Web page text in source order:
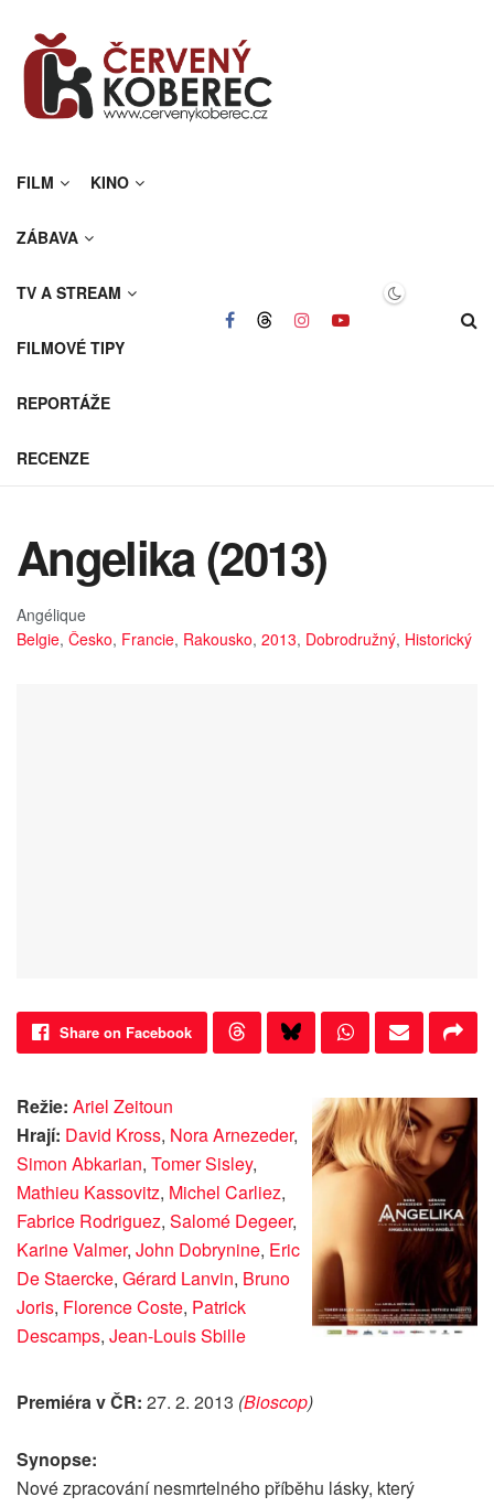
FILM KINO
ZÁBAVA
TV A STREAM
FILMOVÉ TIPY
REPORTÁŽE
RECENZE
Angelika (2013)
Angélique
Belgie, Česko, Francie, Rakousko, 2013, Dobrodružný, Historický
Share on Facebook
Režie: Ariel Zeitoun
Hrají: David Kross, Nora Arnezeder,
Simon Abkarian, Tomer Sisley,
Mathieu Kassovitz, Michel Carliez,
Fabrice Rodriguez, Salomé Degeer,
Karine Valmer, John Dobrynine, Eric
De Staercke, Gérard Lanvin, Bruno
Joris, Florence Coste, Patrick
Descamps, Jean-Louis Sbille
Premiéra v ČR: 27. 2. 2013 (Bioscop)
Synopse:
Nové zpracování nesmrtelného příběhu lásky, který